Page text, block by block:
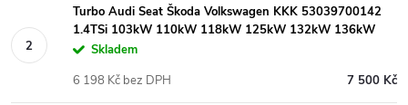
Turbo Audi Seat Škoda Volkswagen KKK 53039700142
1.4TSi 103kW 110kW 118kW 125kW 132kW 136kW
Skladem
7 500 Kč
6 198 Kč bez DPH